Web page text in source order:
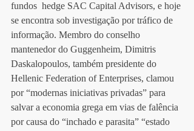
fundos  hedge SAC Capital Advisors, e hoje
se encontra sob investigação por tráfico de
informação. Membro do conselho
mantenedor do Guggenheim, Dimitris
Daskalopoulos, também presidente do
Hellenic Federation of Enterprises, clamou
por “modernas iniciativas privadas” para
salvar a economia grega em vias de falência
por causa do “inchado e parasita” “estado